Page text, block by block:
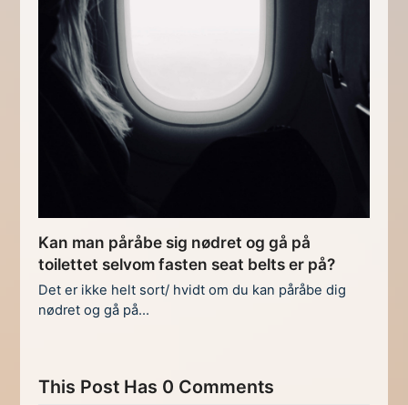
Kan man påråbe sig nødret og gå på
toilettet selvom fasten seat belts er på?
Det er ikke helt sort/ hvidt om du kan påråbe dig
nødret og gå på…
This Post Has 0 Comments